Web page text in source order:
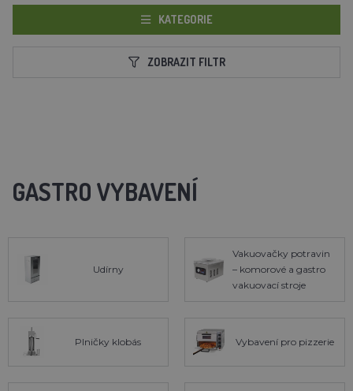
KATEGORIE
ZOBRAZIT FILTR
GASTRO VYBAVENÍ
Udírny
Vakuovačky potravin
– komorové a gastro
vakuovací stroje
Plničky klobás Vybavení pro pizzerie